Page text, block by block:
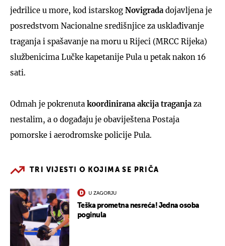
jedrilice u more, kod istarskog Novigrada dojavljena je
posredstvom Nacionalne središnjice za usklađivanje
traganja i spašavanje na moru u Rijeci (MRCC Rijeka)
službenicima Lučke kapetanije Pula u petak nakon 16
sati.
Odmah je pokrenuta koordinirana akcija traganja za
nestalim, a o događaju je obaviještena Postaja
pomorske i aerodromske policije Pula.
TRI VIJESTI O KOJIMA SE PRIČA
U ZAGORJU
Teška prometna nesreća! Jedna osoba
poginula